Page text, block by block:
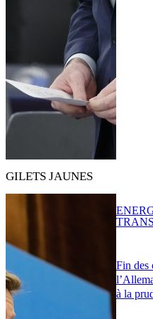
GILETS JAUNES
Fin des
à la